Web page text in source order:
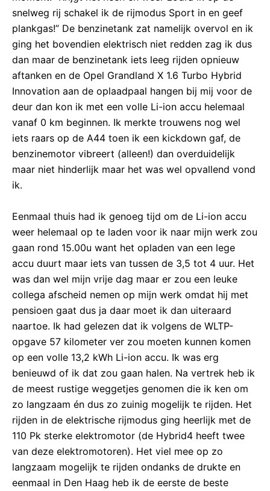
snelweg rij schakel ik de rijmodus Sport in en geef
plankgas!” De benzinetank zat namelijk overvol en ik
ging het bovendien elektrisch niet redden zag ik dus
dan maar de benzinetank iets leeg rijden opnieuw
aftanken en de Opel Grandland X 1.6 Turbo Hybrid
Innovation aan de oplaadpaal hangen bij mij voor de
deur dan kon ik met een volle Li-ion accu helemaal
vanaf 0 km beginnen. Ik merkte trouwens nog wel
iets raars op de A44 toen ik een kickdown gaf, de
benzinemotor vibreert (alleen!) dan overduidelijk
maar niet hinderlijk maar het was wel opvallend vond
ik.
Eenmaal thuis had ik genoeg tijd om de Li-ion accu
weer helemaal op te laden voor ik naar mijn werk zou
gaan rond 15.00u want het opladen van een lege
accu duurt maar iets van tussen de 3,5 tot 4 uur. Het
was dan wel mijn vrije dag maar er zou een leuke
collega afscheid nemen op mijn werk omdat hij met
pensioen gaat dus ja daar moet ik dan uiteraard
naartoe. Ik had gelezen dat ik volgens de WLTP-
opgave 57 kilometer ver zou moeten kunnen komen
op een volle 13,2 kWh Li-ion accu. Ik was erg
benieuwd of ik dat zou gaan halen. Na vertrek heb ik
de meest rustige weggetjes genomen die ik ken om
zo langzaam én dus zo zuinig mogelijk te rijden. Het
rijden in de elektrische rijmodus ging heerlijk met de
110 Pk sterke elektromotor (de Hybrid4 heeft twee
van deze elektromotoren). Het viel mee op zo
langzaam mogelijk te rijden ondanks de drukte en
eenmaal in Den Haag heb ik de eerste de beste